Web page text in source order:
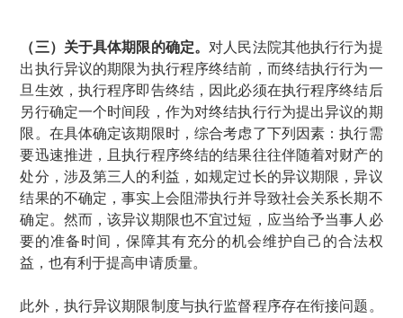
（三）关于具体期限的确定。 对人民法院其他执行行为提
出执行异议的期限为执行程序终结前，而终结执行行为一
旦生效，执行程序即告终结，因此必须在执行程序终结后
另行确定一个时间段，作为对终结执行行为提出异议的期
限。在具体确定该期限时，综合考虑了下列因素：执行需
要迅速推进，且执行程序终结的结果往往伴随着对财产的
处分，涉及第三人的利益，如规定过长的异议期限，异议
结果的不确定，事实上会阻滞执行并导致社会关系长期不
确定。然而，该异议期限也不宜过短，应当给予当事人必
要的准备时间，保障其有充分的机会维护自己的合法权
益，也有利于提高申请质量。
此外，执行异议期限制度与执行监督程序存在衔接问题。